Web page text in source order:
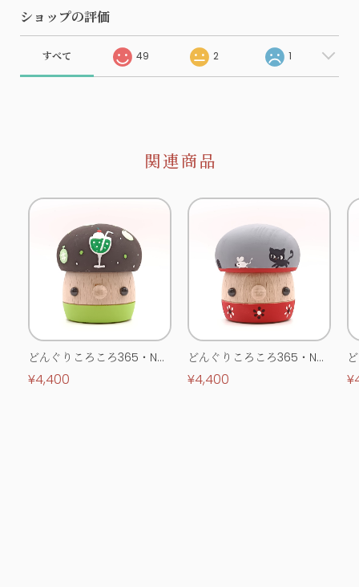
ショップの評価
すべて 49 2 1
関連商品
どんぐりころころ365・No.
0513
¥4,400
どんぐりころころ365・No.
0514
¥4,400